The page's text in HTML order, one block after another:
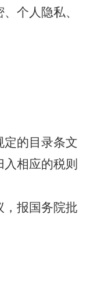
个人隐私、
定的目录条文
相应的税则
，报国务院批